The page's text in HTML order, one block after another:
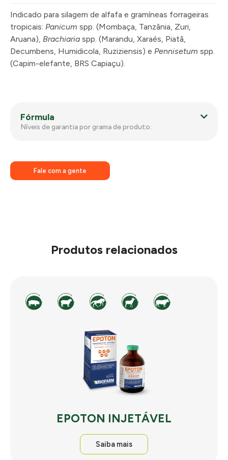
Indicado para silagem de alfafa e gramíneas forrageiras
tropicais: Panicum spp. (Mombaça, Tanzânia, Zuri,
Aruana), Brachiaria spp. (Marandu, Xaraés, Piatã,
Decumbens, Humidicola, Ruziziensis) e Pennisetum spp.
(Capim-elefante, BRS Capiaçu).
Fórmula
Níveis de garantia por grama de produto:
Fale com a gente
Produtos relacionados
EPOTON INJETÁVEL
Saiba mais